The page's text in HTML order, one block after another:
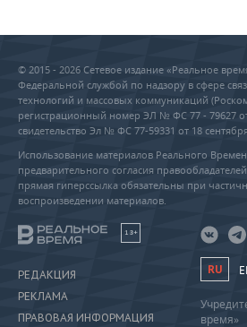
© 2015 - 2026 Сетевое издание «Реальное
Федеральной службой по надзору в сфере
технологий и массовых коммуникаций
регистрационный номер ЭЛ № ФС 77 - 79627
свидетельство Эл № ФС 77-59331 от 18
Использование материалов Реального
предварительного согласия
прямая гиперссылка обязательны при
воспроизведении материалов.
18+
РЕДАКЦИЯ
РЕКЛАМА
ПРАВОВАЯ ИНФОРМАЦИЯ
RU
время»